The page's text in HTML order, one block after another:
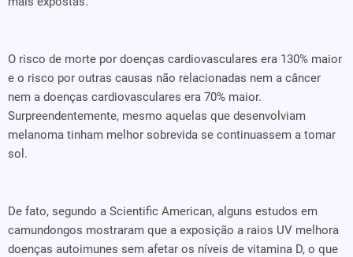
O risco de morte por doenças cardiovasculares era 130% maior
e o risco por outras causas não relacionadas nem a câncer
nem a doenças cardiovasculares era 70% maior.
Surpreendentemente, mesmo aquelas que desenvolviam
melanoma tinham melhor sobrevida se continuassem a tomar
sol.
De fato, segundo a Scientific American, alguns estudos em
camundongos mostraram que a exposição a raios UV melhora
doenças autoimunes sem afetar os níveis de vitamina D, o que